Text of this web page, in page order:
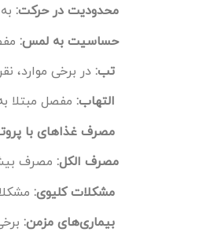
محدودیت در حرکت:
حساسیت به لمس:
تب: در برخی موارد،
التهاب: مفصل
مصرف غذاهای با
مصرف الکل: مصرف
مشکلات کلیوی:
بیماری‌های مزمن: